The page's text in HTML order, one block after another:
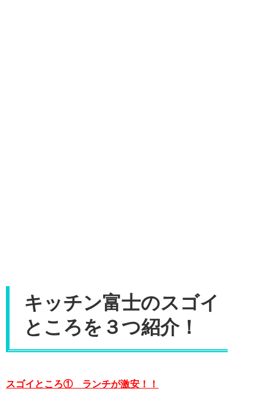
キッチン富士のスゴイ
ところを３つ紹介！
スゴイところ① ランチが激安！！